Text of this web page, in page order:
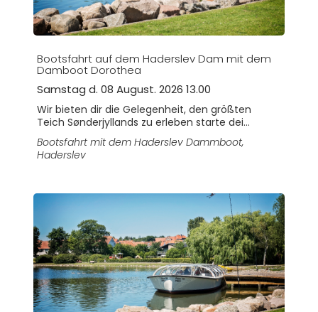
Bootsfahrt auf dem Haderslev Dam mit dem
Damboot Dorothea
Samstag d. 08 August. 2026 13.00
Wir bieten dir die Gelegenheit, den größten
Teich Sønderjyllands zu erleben starte dei...
Bootsfahrt mit dem Haderslev Dammboot,
Haderslev